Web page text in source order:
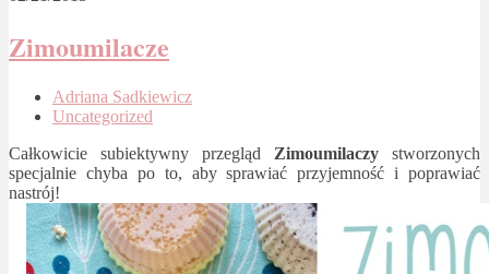
Zimoumilacze
Adriana Sadkiewicz
Uncategorized
Całkowicie subiektywny przegląd Zimoumilaczy stworzonych
specjalnie chyba po to, aby sprawiać przyjemność i poprawiać
nastrój!